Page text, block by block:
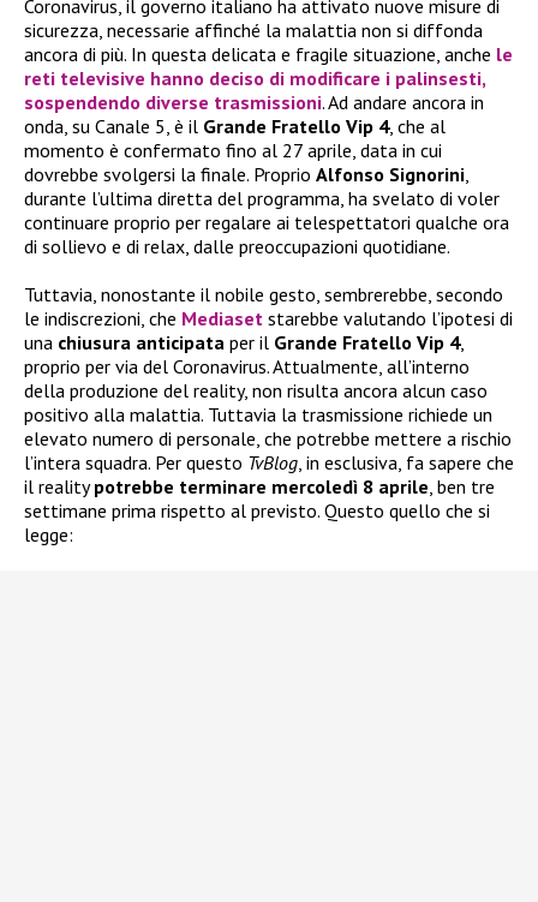
Coronavirus, il governo italiano ha attivato nuove misure di
sicurezza, necessarie affinché la malattia non si diffonda
ancora di più. In questa delicata e fragile situazione, anche le
reti televisive hanno deciso di modificare i palinsesti,
sospendendo diverse trasmissioni. Ad andare ancora in
onda, su Canale 5, è il Grande Fratello Vip 4, che al
momento è confermato fino al 27 aprile, data in cui
dovrebbe svolgersi la finale. Proprio Alfonso Signorini,
durante l’ultima diretta del programma, ha svelato di voler
continuare proprio per regalare ai telespettatori qualche ora
di sollievo e di relax, dalle preoccupazioni quotidiane.
Tuttavia, nonostante il nobile gesto, sembrerebbe, secondo
le indiscrezioni, che Mediaset starebbe valutando l’ipotesi di
una chiusura anticipata per il Grande Fratello Vip 4,
proprio per via del Coronavirus. Attualmente, all’interno
della produzione del reality, non risulta ancora alcun caso
positivo alla malattia. Tuttavia la trasmissione richiede un
elevato numero di personale, che potrebbe mettere a rischio
l’intera squadra. Per questo TvBlog, in esclusiva, fa sapere che
il realitypotrebbe terminare mercoledì 8 aprile, ben tre
settimane prima rispetto al previsto. Questo quello che si
legge: